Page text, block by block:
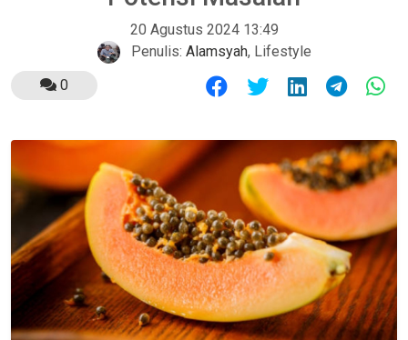
20 Agustus 2024 13:49
Penulis: Alamsyah, Lifestyle
0